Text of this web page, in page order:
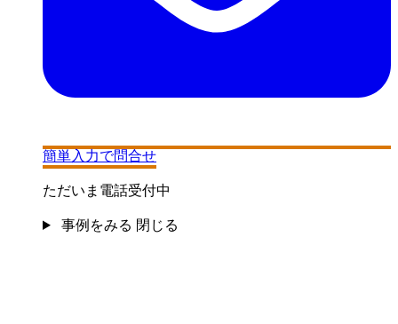
簡単入力で問合せ
ただいま電話受付中
事例をみる 閉じる